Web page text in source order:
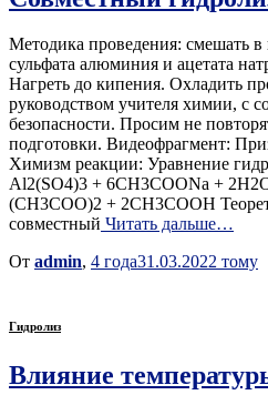
Методика проведения: смешать в
сульфата алюминия и ацетата
Нагреть до кипения. Охладить
руководством учителя химии, с
безопасности. Просим не
подготовки. Видеофрагмент:
Химизм реакции: Уравнение
Al2(SO4)3 + 6CH3COONa +
(CH3COO)2 + 2CH3COOH
совместный Читать дальше…
От admin, 4 года31.03.2022 тому
Гидролиз
Влияние